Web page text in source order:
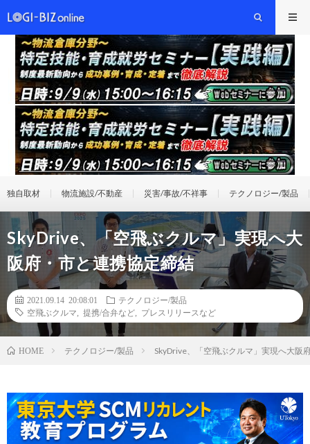
独自取材 物流施設/不動産 災害/事故/不祥事 テクノロジー/製品
SkyDrive、「空飛ぶクルマ」実現へ大
阪府・市と連携協定締結
2021.09.14 20:08:01
テクノロジー/製品
空飛ぶクルマ
提携/合弁など プレスリリースなど
HOME テクノロジー/製品 SkyDrive、「空飛ぶクルマ」実現へ大阪